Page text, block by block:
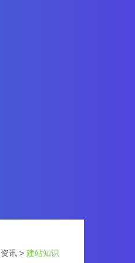
资讯 >建站知识